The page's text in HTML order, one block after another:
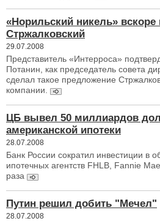
«Норильский никель» вскоре
Стржалковский
29.07.2008
Представитель «Интерроса»
Потанин, как председатель совета
сделал такое предложение
компании.
ЦБ вывел 50 миллиардов
американской ипотеки
28.07.2008
Банк России сократил инвестиции в
ипотечных агентств FHLB, Fannie
раза
Путин решил добить "Мечел"
28.07.2008